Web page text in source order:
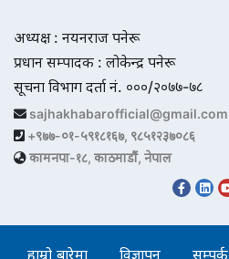
अध्यक्ष : नयनराज पनेरू
प्रधान सम्पादक : लोकेन्द्र पनेरू
सूचना विभाग दर्ता नं. ०००/२०७७-७८
sajhakhabarofficial@gmail.com
+९७७-०१-५९१८१६७, ९८५१२३७०८६
कामनपा-१८, काठमाडौं, नेपाल
हाम्रो बारेमा विज्ञापन सम्पर्क